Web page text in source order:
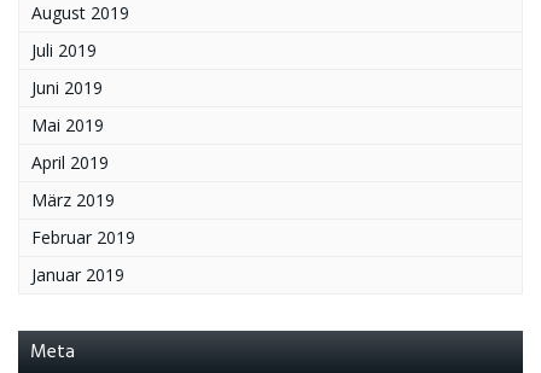
August 2019
Juli 2019
Juni 2019
Mai 2019
April 2019
März 2019
Februar 2019
Januar 2019
Meta